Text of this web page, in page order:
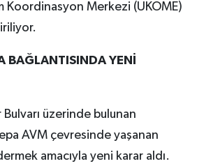
Koordinasyon Merkezi (UKOME)
BAĞLANTISINDA YENİ
Bulvarı üzerinde bulunan
AVM çevresinde yaşanan
amacıyla yeni karar aldı.